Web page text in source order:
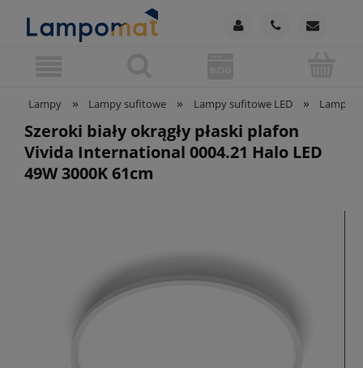
Lampy » Lampy sufitowe » Lampy sufitowe LED » Lampy
Szeroki biały okrągły płaski plafon
Vivida International 0004.21 Halo LED
49W 3000K 61cm